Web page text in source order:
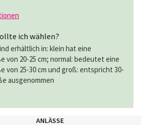
ich wählen?
erhältlich in: klein hat eine
von 20-25 cm; normal: bedeutet eine
von 25-30 cm und groß: entspricht 30-
ausgenommen
ANLÄSSE